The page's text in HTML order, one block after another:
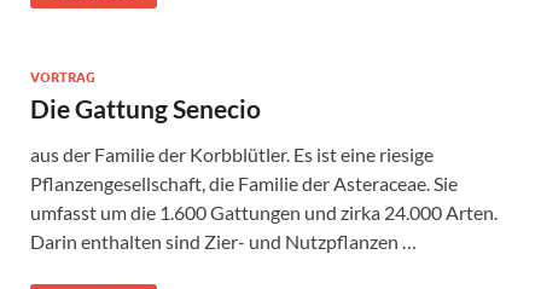
VORTRAG
Die Gattung Senecio
aus der Familie der Korbblütler. Es ist eine riesige
Pflanzengesellschaft, die Familie der Asteraceae. Sie
umfasst um die 1.600 Gattungen und zirka 24.000 Arten.
Darin enthalten sind Zier- und Nutzpflanzen …